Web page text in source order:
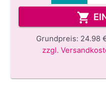
Grundpreis: 24.98
zzgl.